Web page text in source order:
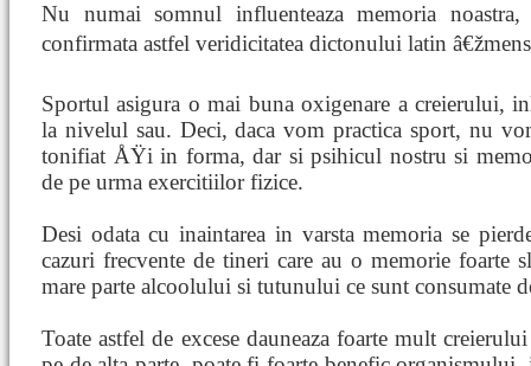
Nu numai somnul influenteaza memoria
confirmata astfel veridicitatea dictonului latin â€žmens
Sportul asigura o mai buna oxigenare a creierului,
la nivelul sau. Deci, daca vom practica sport, nu
tonifiat ÅŸi in forma, dar si psihicul nostru si
de pe urma exercitiilor fizice.
Desi odata cu inaintarea in varsta memoria se
cazuri frecvente de tineri care au o memorie foarte
mare parte alcoolului si tutunului ce sunt consumate
Toate astfel de excese dauneaza foarte mult